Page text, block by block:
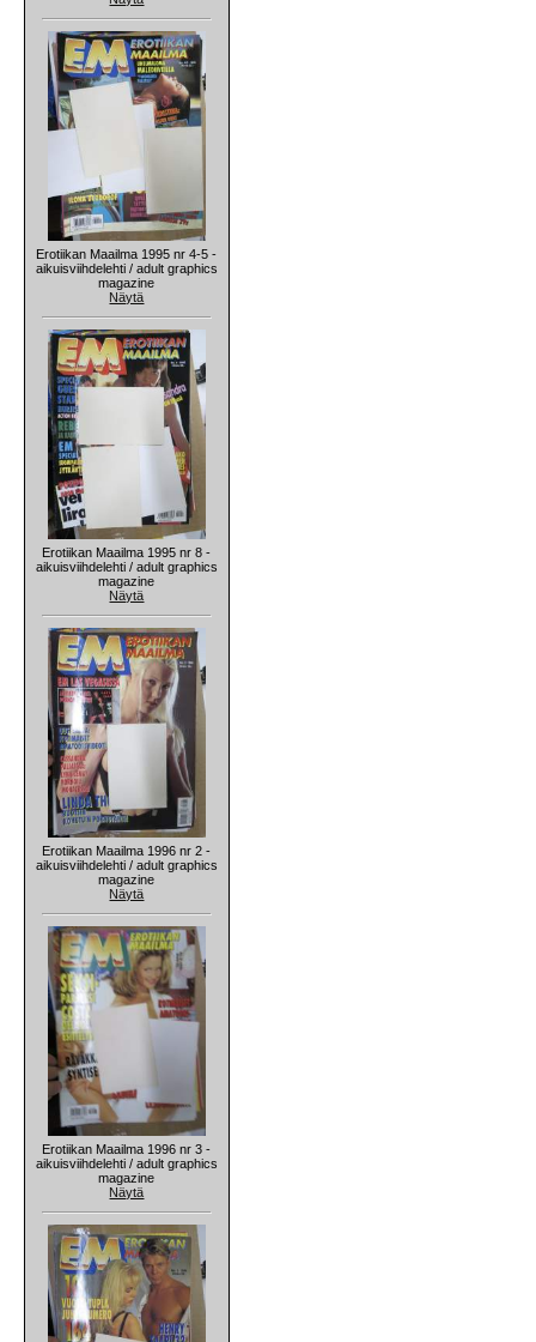
Erotiikan Maailma 1995 nr 4-5 -
aikuisviihdelehti / adult graphics
magazine
Näytä
Erotiikan Maailma 1995 nr 8 -
aikuisviihdelehti / adult graphics
magazine
Näytä
Erotiikan Maailma 1996 nr 2 -
aikuisviihdelehti / adult graphics
magazine
Näytä
Erotiikan Maailma 1996 nr 3 -
aikuisviihdelehti / adult graphics
magazine
Näytä